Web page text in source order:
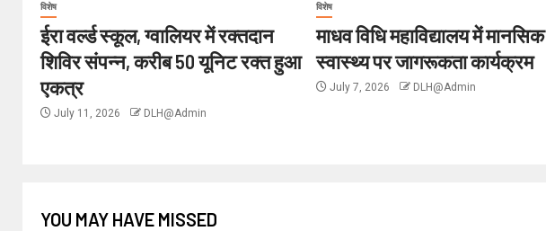
विशेष
ईरा वर्ल्ड स्कूल, ग्वालियर में रक्तदान
शिविर संपन्न, करीब 50 यूनिट रक्त हुआ
एकत्र
July 11, 2026 DLH@Admin
विशेष
माधव विधि महाविद्यालय में मानसिक
स्वास्थ्य पर जागरूकता कार्यक्रम
July 7, 2026 DLH@Admin
YOU MAY HAVE MISSED